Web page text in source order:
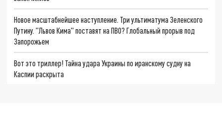
Новое масштабнейшее наступление. Три ультиматума Зеленского
Путину. "Львов Кима" поставят на ПВО? Глобальный прорыв под
Запорожьем
Вот это триллер! Тайна удара Украины по иранскому судну на
Каспии раскрыта